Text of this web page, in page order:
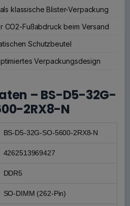
klassische Blister-Verpackung
CO2-Fußabdruck beim Versand
Schutzbeutel
Verpackungsdesign
– BS-D5-32G-
2RX8-N
BS-D5-32G-SO-5600-2RX8-N
4262513969427
DDR5
SO-DIMM (262-Pin)